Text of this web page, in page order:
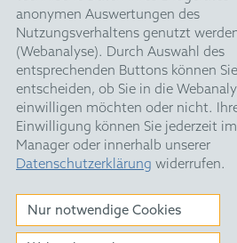
anonymen Auswertungen des
Nutzungsverhaltens genutzt
(Webanalyse). Durch Auswahl des
entsprechenden Buttons können
entscheiden, ob Sie in die
einwilligen möchten oder nicht.
Einwilligung können Sie jederzeit
Manager oder innerhalb unserer
Datenschutzerklärung widerrufen.
Nur notwendige Cookies
Telecom Physique
F +49 89 918356
pm@hoffmanneitle.com
Impressum
Datenschutz
HE Quarterly